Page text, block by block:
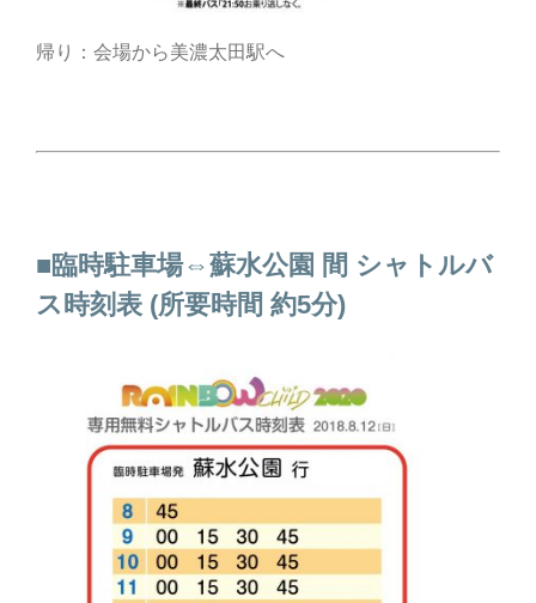
帰り：会場から美濃太田駅へ
■臨時駐車場⇔蘇水公園 間 シャトルバ
ス時刻表 (所要時間 約5分)